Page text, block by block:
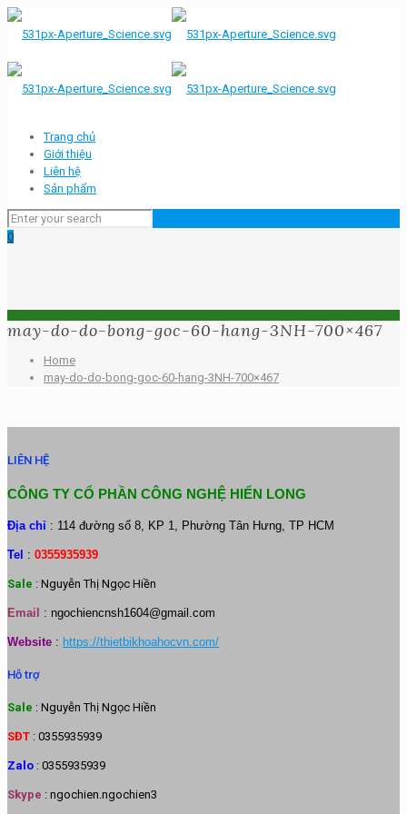
Trang chủ
Giới thiệu
Liên hệ
Sản phẩm
0
may-do-do-bong-goc-60-hang-3NH-700×467
Home
may-do-do-bong-goc-60-hang-3NH-700×467
LIÊN HỆ
CÔNG TY CỔ PHẦN CÔNG NGHỆ HIỂN LONG
Địa chỉ : 114 đường số 8, KP 1, Phường Tân Hưng, TP HCM
Tel : 0355935939
Sale : Nguyễn Thị Ngọc Hiền
Email : ngochiencnsh1604@gmail.com
Website : https://thietbikhoahocvn.com/
Hỗ trợ
Sale : Nguyễn Thị Ngọc Hiền
SĐT : 0355935939
Zalo : 0355935939
Skype : ngochien.ngochien3